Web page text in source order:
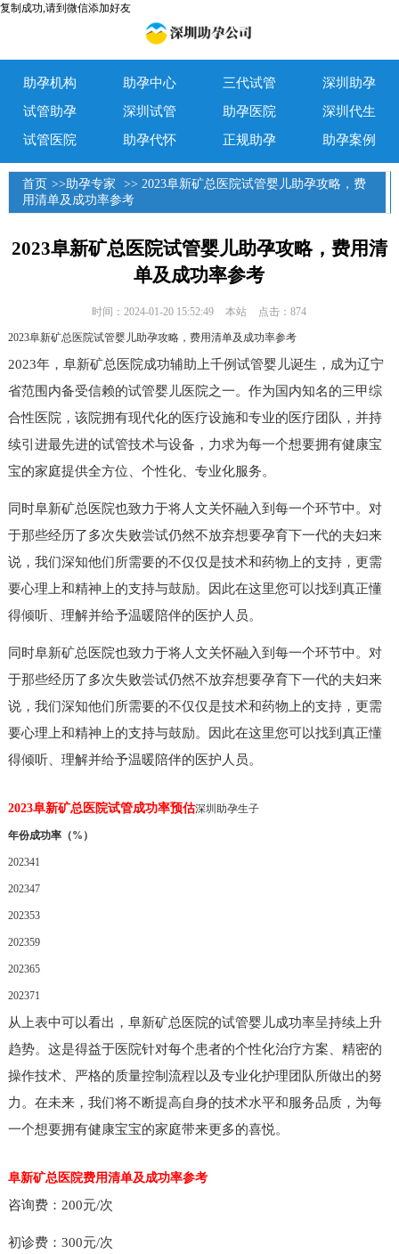
复制成功,请到微信添加好友
助孕机构 助孕中心 三代试管
深圳助孕
试管助孕
深圳试管 助孕医院
深圳代生
试管医院
助孕代怀 正规助孕 助孕案例
首页 >> 助孕专家
>> 2023阜新矿总医院试管婴儿助孕攻略，费
用清单及成功率参考
2023阜新矿总医院试管婴儿助孕攻略，费用清
单及成功率参考
时间：2024-01-20 15:52:49 本站 点击：874
2023阜新矿总医院试管婴儿助孕攻略，费用清单及成功率参考
2023年，阜新矿总医院成功辅助上千例试管婴儿诞生，成为辽宁
省范围内备受信赖的试管婴儿医院之一。作为国内知名的三甲综
合性医院，该院拥有现代化的医疗设施和专业的医疗团队，并持
续引进最先进的试管技术与设备，力求为每一个想要拥有健康宝
宝的家庭提供全方位、个性化、专业化服务。
同时阜新矿总医院也致力于将人文关怀融入到每一个环节中。对
于那些经历了多次失败尝试仍然不放弃想要孕育下一代的夫妇来
说，我们深知他们所需要的不仅仅是技术和药物上的支持，更需
要心理上和精神上的支持与鼓励。因此在这里您可以找到真正懂
得倾听、理解并给予温暖陪伴的医护人员。
同时阜新矿总医院也致力于将人文关怀融入到每一个环节中。对
于那些经历了多次失败尝试仍然不放弃想要孕育下一代的夫妇来
说，我们深知他们所需要的不仅仅是技术和药物上的支持，更需
要心理上和精神上的支持与鼓励。因此在这里您可以找到真正懂
得倾听、理解并给予温暖陪伴的医护人员。
2023阜新矿总医院试管成功率预估深圳助孕生子
年份成功率（%）
202341
202347
202353
202359
202365
202371
从上表中可以看出，阜新矿总医院的试管婴儿成功率呈持续上升
趋势。这是得益于医院针对每个患者的个性化治疗方案、精密的
操作技术、严格的质量控制流程以及专业化护理团队所做出的努
力。在未来，我们将不断提高自身的技术水平和服务品质，为每
一个想要拥有健康宝宝的家庭带来更多的喜悦。
阜新矿总医院费用清单及成功率参考
咨询费：200元/次
初诊费：300元/次